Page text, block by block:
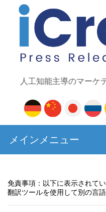
人工知能主導のマーケ
メインメニュー
免責事項：以下に表示されて
翻訳ツールを使用して別の言